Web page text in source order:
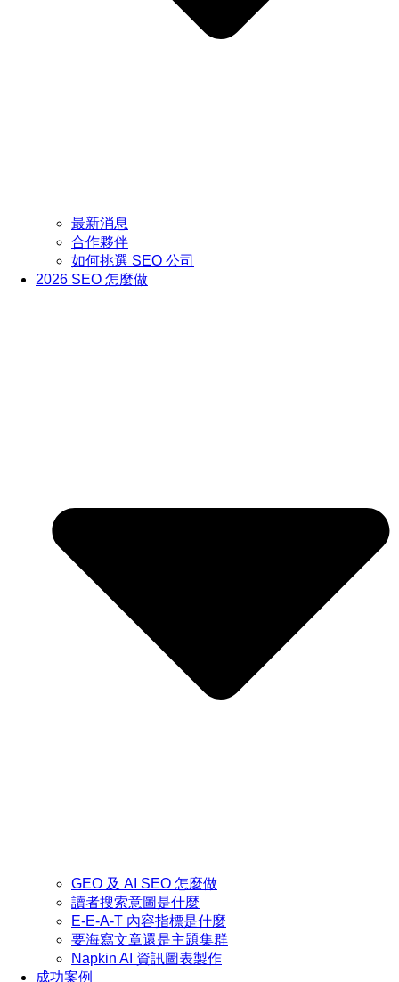
最新消息
合作夥伴
如何挑選 SEO 公司
2026 SEO 怎麼做
GEO 及 AI SEO 怎麼做
讀者搜索意圖是什麼
E-E-A-T 內容指標是什麼
要海寫文章還是主題集群
Napkin AI 資訊圖表製作
成功案例